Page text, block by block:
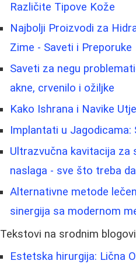
Različite Tipove Kože
Najbolji Proizvodi za
Zime - Saveti i Preporuke
Saveti za negu
akne, crvenilo i ožiljke
Kako Ishrana i Navike
Implantati u Jagodicama:
Ultrazvučna kavitacija za
naslaga - sve što treba
Alternativne metode
sinergija sa modernom
Tekstovi na srodnim
Estetska hirurgija: Lična